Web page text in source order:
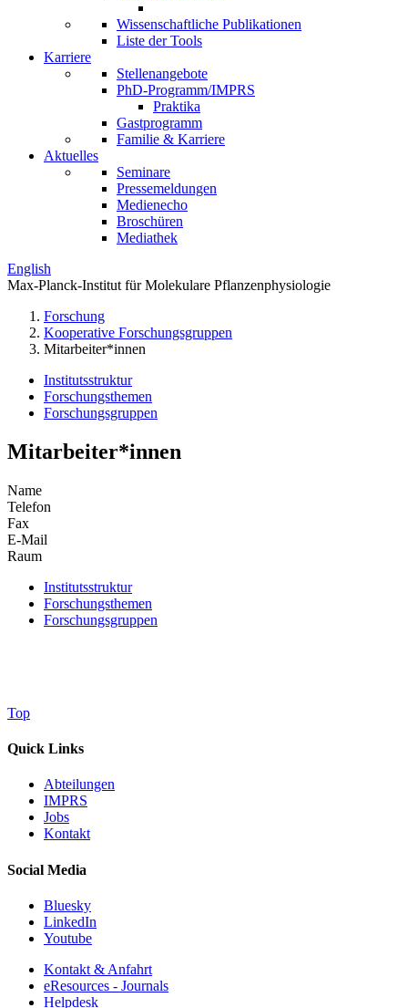
Wissenschaftliche Publikationen
Liste der Tools
Karriere
Stellenangebote
PhD-Programm/IMPRS
Praktika
Gastprogramm
Familie & Karriere
Aktuelles
Seminare
Pressemeldungen
Medienecho
Broschüren
Mediathek
English
Max-Planck-Institut für Molekulare Pflanzenphysiologie
Forschung
Kooperative Forschungsgruppen
Mitarbeiter*innen
Institutsstruktur
Forschungsthemen
Forschungsgruppen
Mitarbeiter*innen
Name
Telefon
Fax
E-Mail
Raum
Institutsstruktur
Forschungsthemen
Forschungsgruppen
Top
Quick Links
Abteilungen
IMPRS
Jobs
Kontakt
Social Media
Bluesky
LinkedIn
Youtube
Kontakt & Anfahrt
eResources - Journals
Helpdesk